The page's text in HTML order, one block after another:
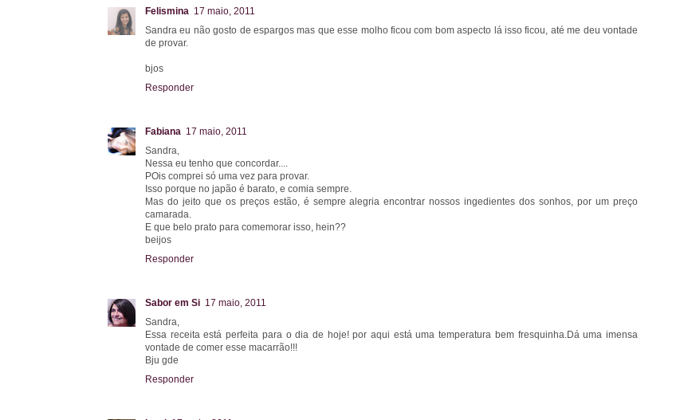
Felismina 17 maio, 2011
Sandra eu não gosto de espargos mas que esse molho ficou com bom aspecto lá isso ficou, até me deu vontade
de provar.
bjos
Responder
Fabiana 17 maio, 2011
Sandra,
Nessa eu tenho que concordar....
POis comprei só uma vez para provar.
Isso porque no japão é barato, e comia sempre.
Mas do jeito que os preços estão, é sempre alegria encontrar nossos ingedientes dos sonhos, por um preço
camarada.
E que belo prato para comemorar isso, hein??
beijos
Responder
Sabor em Si 17 maio, 2011
Sandra,
Essa receita está perfeita para o dia de hoje! por aqui está uma temperatura bem fresquinha.Dá uma imensa
vontade de comer esse macarrão!!!
Bju gde
Responder